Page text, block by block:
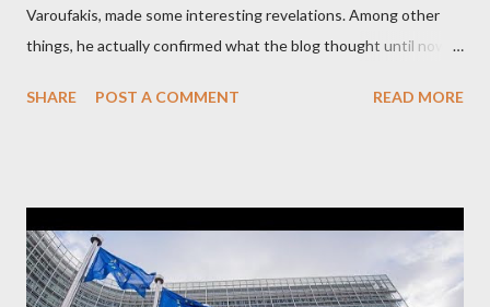
Varoufakis, made some interesting revelations. Among other
things, he actually confirmed what the blog thought until now
confirmed that George Soros intervenes directly to political
interview, Varoufakis claims that he had no idea what Soros
wanted to talk about. As Varoufakis also writes in his book
Adults in the Room: My Battle with Europe's Deep
SHARE POST A COMMENT READ MORE